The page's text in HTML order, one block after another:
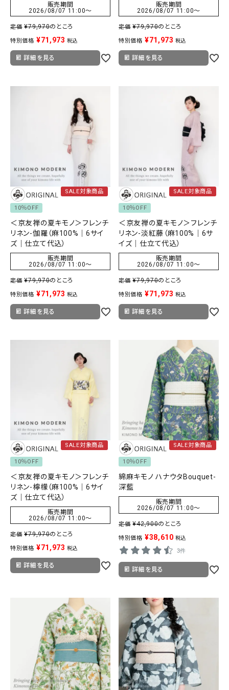
販売期間
2026/08/07 11:00〜
定価 ¥79,970のところ
特別価格 ¥71,973 税込
詳細を見る
販売期間
2026/08/07 11:00〜
定価 ¥79,970のところ
特別価格 ¥71,973 税込
詳細を見る
SALE対象商品
10％OFF
＜京友禅の夏キモノ＞フレンチ
リネン-伽羅（麻100%｜6サイ
ズ｜仕立て代込）
販売期間
2026/08/07 11:00〜
定価 ¥79,970のところ
特別価格 ¥71,973 税込
詳細を見る
SALE対象商品
10％OFF
＜京友禅の夏キモノ＞フレンチ
リネン-淡紅藤（麻100%｜6サ
イズ｜仕立て代込）
販売期間
2026/08/07 11:00〜
定価 ¥79,970のところ
特別価格 ¥71,973 税込
詳細を見る
SALE対象商品
10％OFF
＜京友禅の夏キモノ＞フレンチ
リネン-檸檬（麻100%｜6サイ
ズ｜仕立て代込）
販売期間
2026/08/07 11:00〜
定価 ¥79,970のところ
特別価格 ¥71,973 税込
詳細を見る
SALE対象商品
10％OFF
綿麻キモノ ハナウタBouquet-
深藍
販売期間
2026/08/07 11:00〜
定価 ¥42,900のところ
特別価格 ¥38,610 税込
3件
詳細を見る